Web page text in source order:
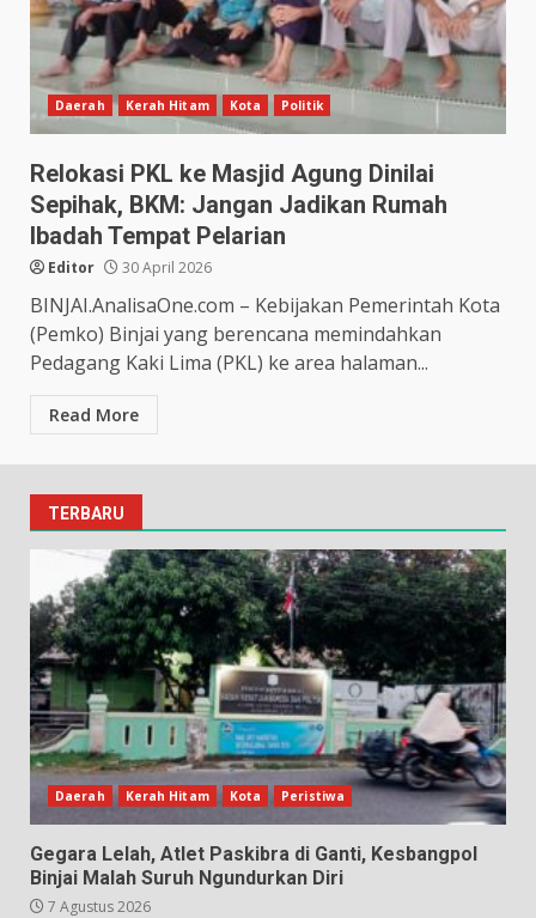
Daerah Kerah Hitam Kota Politik
Relokasi PKL ke Masjid Agung Dinilai
Sepihak, BKM: Jangan Jadikan Rumah
Ibadah Tempat Pelarian
Editor 30 April 2026
BINJAI.AnalisaOne.com – Kebijakan Pemerintah Kota
(Pemko) Binjai yang berencana memindahkan
Pedagang Kaki Lima (PKL) ke area halaman...
Read More
TERBARU
Daerah Kerah Hitam Kota Peristiwa
Gegara Lelah, Atlet Paskibra di Ganti, Kesbangpol
Binjai Malah Suruh Ngundurkan Diri
7 Agustus 2026